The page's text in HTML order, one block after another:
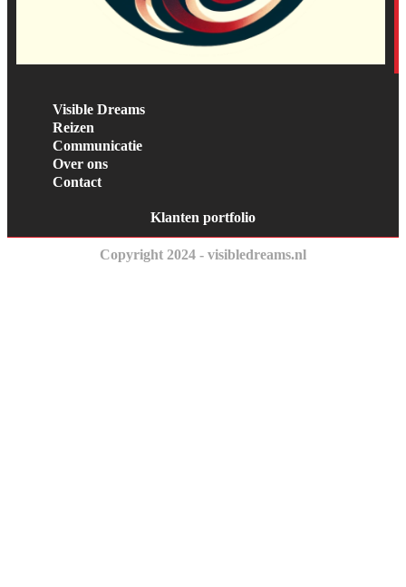
Visible Dreams
Reizen
Communicatie
Over ons
Contact
Klanten portfolio
Copyright 2024 - visibledreams.nl